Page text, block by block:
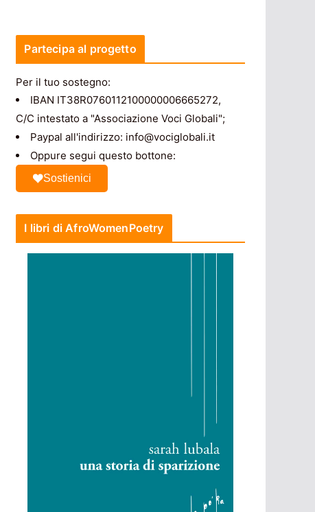
Partecipa al progetto
Per il tuo sostegno:
IBAN IT38R0760112100000006665272,
C/C intestato a "Associazione Voci Globali";
Paypal all'indirizzo: info@vociglobali.it
Oppure segui questo bottone:
Sostienici
I libri di AfroWomenPoetry